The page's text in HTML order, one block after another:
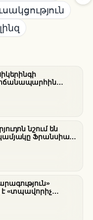
նշում են
Ֆրանսիայի
է «տպավորիչ
լսումների